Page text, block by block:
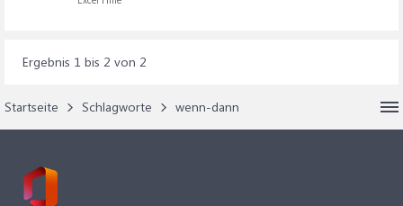
Ergebnis 1 bis 2 von 2
Startseite Schlagworte wenn-dann